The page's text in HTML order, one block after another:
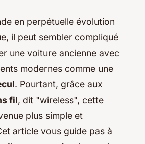
en perpétuelle évolution
il peut sembler compliqué
une voiture ancienne avec
modernes comme une
. Pourtant, grâce aux
fil, dit "wireless", cette
plus simple et
article vous guide pas à